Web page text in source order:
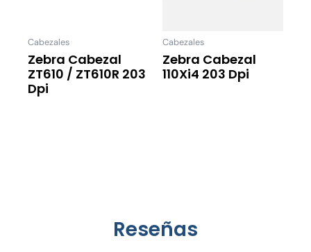
Cabezales
Zebra Cabezal
ZT610 / ZT610R 203
Dpi
Cabezales
Zebra Cabezal
110Xi4 203 Dpi
Reseñas